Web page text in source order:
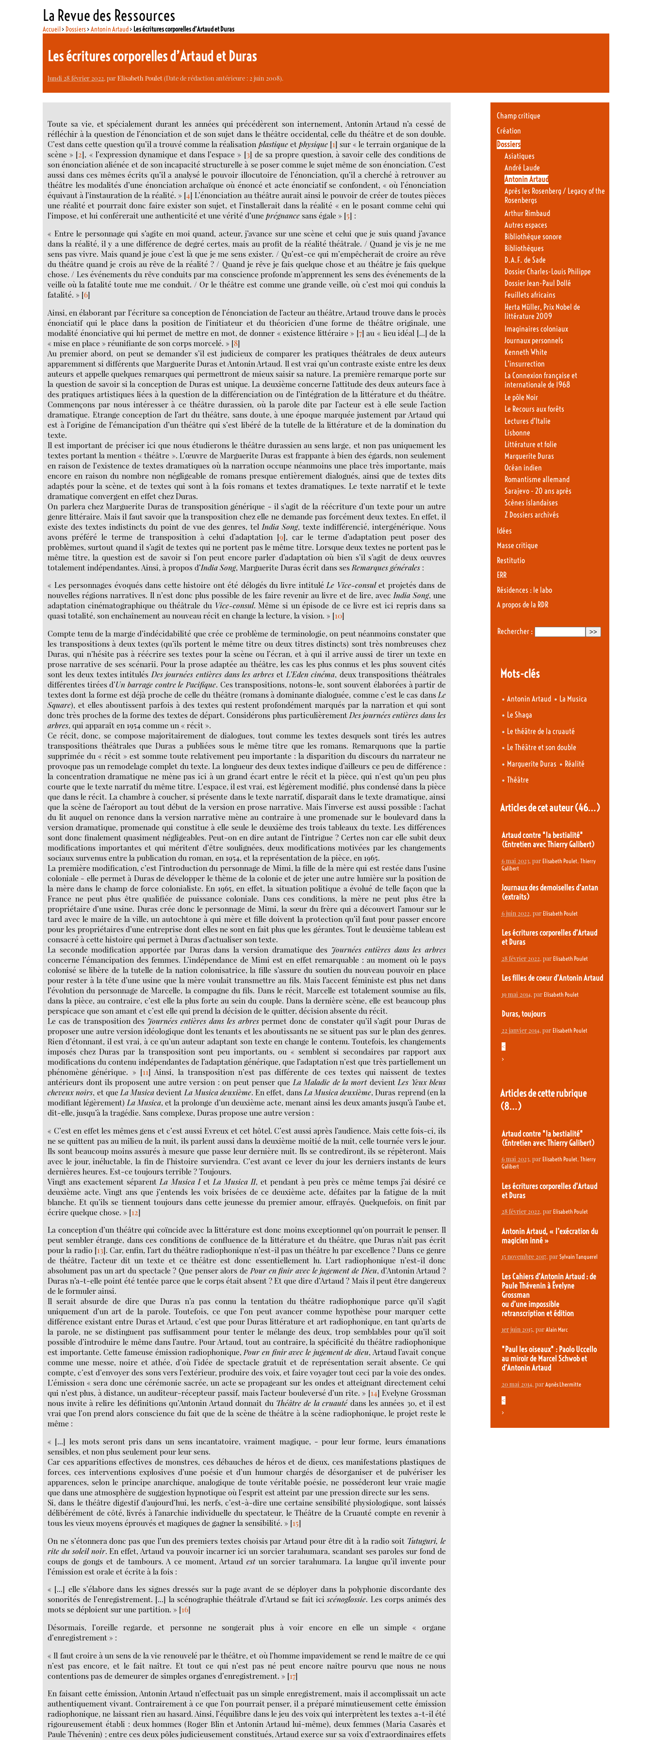
La Revue des Ressources
Accueil> Dossiers>Antonin Artaud> Les écritures corporelles d’Artaud et Duras
Les écritures corporelles d’Artaud et Duras
lundi 28 février 2022, parElisabeth Poulet(Date de rédaction antérieure : 2 juin 2008).
Toute sa vie, et spécialement durant les années qui précédèrent son internement, Antonin Artaud n’a cessé de
réfléchir à la question de l’énonciation et de son sujet dans le théâtre occidental, celle du théâtre et de son double.
C’est dans cette question qu’il a trouvé comme la réalisation plastiqueetphysique[1] sur « le terrain organique de la
scène » [2], « l’expression dynamique et dans l’espace » [3] de sa propre question, à savoir celle des conditions de
son énonciation aliénée et de son incapacité structurelle à se poser comme le sujet même de son énonciation. C’est
aussi dans ces mêmes écrits qu’il a analysé le pouvoir illocutoire de l’énonciation, qu’il a cherché à retrouver au
théâtre les modalités d’une énonciation archaïque où énoncé et acte énonciatif se confondent, « où l’énonciation
équivaut à l’instauration de la réalité. » [4] L’énonciation au théâtre aurait ainsi le pouvoir de créer de toutes pièces
une réalité et pourrait donc faire exister son sujet, et l’installerait dans la réalité « en le posant comme celui qui
l’impose, et lui conférerait une authenticité et une vérité d’uneprégnancesans égale » [5] :
« Entre le personnage qui s’agite en moi quand, acteur, j’avance sur une scène et celui que je suis quand j’avance
dans la réalité, il y a une différence de degré certes, mais au profit de la réalité théâtrale. / Quand je vis je ne me
sens pas vivre. Mais quand je joue c’est là que je me sens exister. / Qu’est-ce qui m’empêcherait de croire au rêve
du théâtre quand je crois au rêve de la réalité ? / Quand je rêve je fais quelque chose et au théâtre je fais quelque
chose. / Les événements du rêve conduits par ma conscience profonde m’apprennent les sens des événements de la
veille où la fatalité toute nue me conduit. / Or le théâtre est comme une grande veille, où c’est moi qui conduis la
fatalité. » [6]
Ainsi, en élaborant par l’écriture sa conception de l’énonciation de l’acteur au théâtre, Artaud trouve dans le procès
énonciatif qui le place dans la position de l’initiateur et du théoricien d’une forme de théâtre originale, une
modalité énonciative qui lui permet de mettre en mot, de donner « existence littéraire » [7] au « lieu idéal [...] de la
« mise en place » réunifiante de son corps morcelé. » [8]
Au premier abord, on peut se demander s’il est judicieux de comparer les pratiques théâtrales de deux auteurs
apparemment si différents que Marguerite Duras et Antonin Artaud. Il est vrai qu’un contraste existe entre les deux
auteurs et appelle quelques remarques qui permettront de mieux saisir sa nature. La première remarque porte sur
la question de savoir si la conception de Duras est unique. La deuxième concerne l’attitude des deux auteurs face à
des pratiques artistiques liées à la question de la différenciation ou de l’intégration de la littérature et du théâtre.
Commençons par nous intéresser à ce théâtre durassien, où la parole dite par l’acteur est à elle seule l’action
dramatique. Etrange conception de l’art du théâtre, sans doute, à une époque marquée justement par Artaud qui
est à l’origine de l’émancipation d’un théâtre qui s’est libéré de la tutelle de la littérature et de la domination du
texte.
Il est important de préciser ici que nous étudierons le théâtre durassien au sens large, et non pas uniquement les
textes portant la mention « théâtre ». L’œuvre de Marguerite Duras est frappante à bien des égards, non seulement
en raison de l’existence de textes dramatiques où la narration occupe néanmoins une place très importante, mais
encore en raison du nombre non négligeable de romans presque entièrement dialogués, ainsi que de textes dits
adaptés pour la scène, et de textes qui sont à la fois romans et textes dramatiques. Le texte narratif et le texte
dramatique convergent en effet chez Duras.
On parlera chez Marguerite Duras de transposition générique - il s’agit de la réécriture d’un texte pour un autre
genre littéraire. Mais il faut savoir que la transposition chez elle ne demande pas forcément deux textes. En effet, il
existe des textes indistincts du point de vue des genres, tel India Song, texte indifférencié, intergénérique. Nous
avons préféré le terme de transposition à celui d’adaptation [9], car le terme d’adaptation peut poser des
problèmes, surtout quand il s’agit de textes qui ne portent pas le même titre. Lorsque deux textes ne portent pas le
même titre, la question est de savoir si l’on peut encore parler d’adaptation où bien s’il s’agit de deux œuvres
totalement indépendantes. Ainsi, à propos d’India Song, Marguerite Duras écrit dans ses Remarques générales :
« Les personnages évoqués dans cette histoire ont été délogés du livre intituléLe Vice-consulet projetés dans de
nouvelles régions narratives. Il n’est donc plus possible de les faire revenir au livre et de lire, avecIndia Song, une
adaptation cinématographique ou théâtrale du Vice-consul. Même si un épisode de ce livre est ici repris dans sa
quasi totalité, son enchaînement au nouveau récit en change la lecture, la vision. » [10]
Compte tenu de la marge d’indécidabilité que crée ce problème de terminologie, on peut néanmoins constater que
les transpositions à deux textes (qu’ils portent le même titre ou deux titres distincts) sont très nombreuses chez
Duras, qui n’hésite pas à réécrire ses textes pour la scène ou l’écran, et à qui il arrive aussi de tirer un texte en
prose narrative de ses scénarii. Pour la prose adaptée au théâtre, les cas les plus connus et les plus souvent cités
sont les deux textes intitulés Des journées entières dans les arbreset L’Eden cinéma, deux transpositions théâtrales
différentes tirées d’Un barrage contre le Pacifique. Ces transpositions, notons-le, sont souvent élaborées à partir de
textes dont la forme est déjà proche de celle du théâtre (romans à dominante dialoguée, comme c’est le cas dans Le
Square), et elles aboutissent parfois à des textes qui restent profondément marqués par la narration et qui sont
donc très proches de la forme des textes de départ. Considérons plus particulièrement Des journées entières dans les
arbres, qui apparaît en 1954 comme un « récit ».
Ce récit, donc, se compose majoritairement de dialogues, tout comme les textes desquels sont tirés les autres
transpositions théâtrales que Duras a publiées sous le même titre que les romans. Remarquons que la partie
supprimée du « récit » est somme toute relativement peu importante : la disparition du discours du narrateur ne
provoque pas un remodelage complet du texte. La longueur des deux textes indique d’ailleurs ce peu de différence :
la concentration dramatique ne mène pas ici à un grand écart entre le récit et la pièce, qui n’est qu’un peu plus
courte que le texte narratif du même titre. L’espace, il est vrai, est légèrement modifié, plus condensé dans la pièce
que dans le récit. La chambre à coucher, si présente dans le texte narratif, disparaît dans le texte dramatique, ainsi
que la scène de l’aéroport au tout début de la version en prose narrative. Mais l’inverse est aussi possible : l’achat
du lit auquel on renonce dans la version narrative mène au contraire à une promenade sur le boulevard dans la
version dramatique, promenade qui constitue à elle seule le deuxième des trois tableaux du texte. Les différences
sont donc finalement quasiment négligeables. Peut-on en dire autant de l’intrigue ? Certes non car elle subit deux
modifications importantes et qui méritent d’être soulignées, deux modifications motivées par les changements
sociaux survenus entre la publication du roman, en 1954, et la représentation de la pièce, en 1965.
La première modification, c’est l’introduction du personnage de Mimi, la fille de la mère qui est restée dans l’usine
coloniale - elle permet à Duras de développer le thème de la colonie et de jeter une autre lumière sur la position de
la mère dans le champ de force colonialiste. En 1965, en effet, la situation politique a évolué de telle façon que la
France ne peut plus être qualifiée de puissance coloniale. Dans ces conditions, la mère ne peut plus être la
propriétaire d’une usine. Duras crée donc le personnage de Mimi, la sœur du frère qui a découvert l’amour sur le
tard avec le maire de la ville, un autochtone à qui mère et fille doivent la protection qu’il faut pour passer encore
pour les propriétaires d’une entreprise dont elles ne sont en fait plus que les gérantes. Tout le deuxième tableau est
consacré à cette histoire qui permet à Duras d’actualiser son texte.
La seconde modification apportée par Duras dans la version dramatique des Journées entières dans les arbres
concerne l’émancipation des femmes. L’indépendance de Mimi est en effet remarquable : au moment où le pays
colonisé se libère de la tutelle de la nation colonisatrice, la fille s’assure du soutien du nouveau pouvoir en place
pour rester à la tête d’une usine que la mère voulait transmettre au fils. Mais l’accent féministe est plus net dans
l’évolution du personnage de Marcelle, la compagne du fils. Dans le récit, Marcelle est totalement soumise au fils,
dans la pièce, au contraire, c’est elle la plus forte au sein du couple. Dans la dernière scène, elle est beaucoup plus
perspicace que son amant et c’est elle qui prend la décision de le quitter, décision absente du récit.
Le cas de transposition des Journées entières dans les arbrespermet donc de constater qu’il s’agit pour Duras de
proposer une autre version idéologique dont les tenants et les aboutissants ne se situent pas sur le plan des genres.
Rien d’étonnant, il est vrai, à ce qu’un auteur adaptant son texte en change le contenu. Toutefois, les changements
imposés chez Duras par la transposition sont peu importants, ou « semblent si secondaires par rapport aux
modifications du contenu indépendantes de l’adaptation générique, que l’adaptation n’est que très partiellement un
phénomène générique. » [11] Ainsi, la transposition n’est pas différente de ces textes qui naissent de textes
antérieurs dont ils proposent une autre version : on peut penser que La Maladie de la mortdevient Les Yeux bleus
cheveux noirs, et que La Musicadevient La Musica deuxième. En effet, dans La Musica deuxième, Duras reprend (en la
modifiant légèrement) La Musica, et la prolonge d’un deuxième acte, menant ainsi les deux amants jusqu’à l’aube et,
dit-elle, jusqu’à la tragédie. Sans complexe, Duras propose une autre version :
« C’est en effet les mêmes gens et c’est aussi Evreux et cet hôtel. C’est aussi après l’audience. Mais cette fois-ci, ils
ne se quittent pas au milieu de la nuit, ils parlent aussi dans la deuxième moitié de la nuit, celle tournée vers le jour.
Ils sont beaucoup moins assurés à mesure que passe leur dernière nuit. Ils se contrediront, ils se répèteront. Mais
avec le jour, inéluctable, la fin de l’histoire surviendra. C’est avant ce lever du jour les derniers instants de leurs
dernières heures. Est-ce toujours terrible ? Toujours.
Vingt ans exactement séparent La Musica Iet La Musica II, et pendant à peu près ce même temps j’ai désiré ce
deuxième acte. Vingt ans que j’entends les voix brisées de ce deuxième acte, défaites par la fatigue de la nuit
blanche. Et qu’ils se tiennent toujours dans cette jeunesse du premier amour, effrayés. Quelquefois, on finit par
écrire quelque chose. » [12]
La conception d’un théâtre qui coïncide avec la littérature est donc moins exceptionnel qu’on pourrait le penser. Il
peut sembler étrange, dans ces conditions de confluence de la littérature et du théâtre, que Duras n’ait pas écrit
pour la radio [13]. Car, enfin, l’art du théâtre radiophonique n’est-il pas un théâtre lu par excellence ? Dans ce genre
de théâtre, l’acteur dit un texte et ce théâtre est donc essentiellement lu. L’art radiophonique n’est-il donc
absolument pas un art du spectacle ? Que penser alors dePour en finir avec le jugement de Dieu, d’Antonin Artaud ?
Duras n’a-t-elle point été tentée parce que le corps était absent ? Et que dire d’Artaud ? Mais il peut être dangereux
de le formuler ainsi.
Il serait absurde de dire que Duras n’a pas connu la tentation du théâtre radiophonique parce qu’il s’agit
uniquement d’un art de la parole. Toutefois, ce que l’on peut avancer comme hypothèse pour marquer cette
différence existant entre Duras et Artaud, c’est que pour Duras littérature et art radiophonique, en tant qu’arts de
la parole, ne se distinguent pas suffisamment pour tenter le mélange des deux, trop semblables pour qu’il soit
possible d’introduire le même dans l’autre. Pour Artaud, tout au contraire, la spécificité du théâtre radiophonique
est importante. Cette fameuse émission radiophonique,Pour en finir avec le jugement de dieu, Artaud l’avait conçue
comme une messe, noire et athée, d’où l’idée de spectacle gratuit et de représentation serait absente. Ce qui
compte, c’est d’envoyer des sons vers l’extérieur, produire des voix, et faire voyager tout ceci par la voie des ondes.
L’émission « sera donc une cérémonie sacrée, un acte se propageant sur les ondes et atteignant directement celui
qui n’est plus, à distance, un auditeur-récepteur passif, mais l’acteur bouleversé d’un rite. » [14] Evelyne Grossman
nous invite à relire les définitions qu’Antonin Artaud donnait du Théâtre de la cruautédans les années 30, et il est
vrai que l’on prend alors conscience du fait que de la scène de théâtre à la scène radiophonique, le projet reste le
même :
« [...] les mots seront pris dans un sens incantatoire, vraiment magique, - pour leur forme, leurs émanations
sensibles, et non plus seulement pour leur sens.
Car ces apparitions effectives de monstres, ces débauches de héros et de dieux, ces manifestations plastiques de
forces, ces interventions explosives d’une poésie et d’un humour chargés de désorganiser et de pulvériser les
apparences, selon le principe anarchique, analogique de toute véritable poésie, ne posséderont leur vraie magie
que dans une atmosphère de suggestion hypnotique où l’esprit est atteint par une pression directe sur les sens.
Si, dans le théâtre digestif d’aujourd’hui, les nerfs, c’est-à-dire une certaine sensibilité physiologique, sont laissés
délibérément de côté, livrés à l’anarchie individuelle du spectateur, le Théâtre de la Cruauté compte en revenir à
tous les vieux moyens éprouvés et magiques de gagner la sensibilité. » [15]
On ne s’étonnera donc pas que l’un des premiers textes choisis par Artaud pour être dit à la radio soit Tutuguri, le
rite du soleil noir. En effet, Artaud va pouvoir incarner ici un sorcier tarahumara, scandant ses paroles sur fond de
coups de gongs et de tambours. A ce moment, Artaud estun sorcier tarahumara. La langue qu’il invente pour
l’émission est orale et écrite à la fois :
« [...] elle s’élabore dans les signes dressés sur la page avant de se déployer dans la polyphonie discordante des
sonorités de l’enregistrement. [...] la scénographie théâtrale d’Artaud se fait iciscénoglossie. Les corps animés des
mots se déploient sur une partition. » [16]
Désormais, l’oreille regarde, et personne ne songerait plus à voir encore en elle un simple « organe
d’enregistrement » :
« Il faut croire à un sens de la vie renouvelé par le théâtre, et où l’homme impavidement se rend le maître de ce qui
n’est pas encore, et le fait naître. Et tout ce qui n’est pas né peut encore naître pourvu que nous ne nous
contentions pas de demeurer de simples organes d’enregistrement. » [17]
En faisant cette émission, Antonin Artaud n’effectuait pas un simple enregistrement, mais il accomplissait un acte
authentiquement vivant. Contrairement à ce que l’on pourrait penser, il a préparé minutieusement cette émission
radiophonique, ne laissant rien au hasard. Ainsi, l’équilibre dans le jeu des voix qui interprètent les textes a-t-il été
rigoureusement établi : deux hommes (Roger Blin et Antonin Artaud lui-même), deux femmes (Maria Casarès et
Paule Thévenin) ; entre ces deux pôles judicieusement constitués, Artaud exerce sur sa voix d’extraordinaires effets
Champ critique
Création
Dossiers
Asiatiques
André Laude
Antonin Artaud
Après les Rosenberg / Legacy of the
Rosenbergs
Arthur Rimbaud
Autres espaces
Bibliothèque sonore
Bibliothèques
D.A.F. de Sade
Dossier Charles-Louis Philippe
Dossier Jean-Paul Dollé
Feuillets africains
Herta Müller, Prix Nobel de
littérature 2009
Imaginaires coloniaux
Journaux personnels
Kenneth White
L’insurrection
La Connexion française et
internationale de 1968
Le pôle Noir
Le Recours aux forêts
Lectures d’Italie
Lisbonne
Littérature et folie
Marguerite Duras
Océan indien
Romantisme allemand
Sarajevo - 20 ans après
Scènes islandaises
Z Dossiers archivés
Idées
Masse critique
Restitutio
ERR
Résidences : le labo
A propos de la RDR
Rechercher :
Mots-clés
• Antonin Artaud • La Musica
• Le Shaga
• Le théâtre de la cruauté
• Le Théâtre et son double
• Marguerite Duras • Réalité
• Théâtre
Articles de cet auteur(46…)
Artaud contre "la bestialité"
(Entretien avec Thierry Galibert)
6 mai 2023, par Elisabeth Poulet, Thierry
Galibert
Journaux des demoiselles d’antan
(extraits)
6 juin 2022, par Elisabeth Poulet
Les écritures corporelles d’Artaud
et Duras
28 février 2022, par Elisabeth Poulet
Les filles de coeur d’Antonin Artaud
19 mai 2014, par Elisabeth Poulet
Duras, toujours
22 janvier 2014, par Elisabeth Poulet
<
>
Articles de cette rubrique
(8…)
Artaud contre "la bestialité"
(Entretien avec Thierry Galibert)
6 mai 2023, par Elisabeth Poulet, Thierry
Galibert
Les écritures corporelles d’Artaud
et Duras
28 février 2022, par Elisabeth Poulet
Antonin Artaud, « l’exécration du
magicien inné »
15 novembre 2017, par Sylvain Tanquerel
Les Cahiers d’Antonin Artaud : de
Paule Thévenin à Évelyne
Grossman
ou d’une impossible
retranscription et édition
1er juin 2015, par Alain Marc
"Paul les oiseaux" : Paolo Uccello
au miroir de Marcel Schwob et
d’Antonin Artaud
20 mai 2014, par Agnès Lhermitte
<
>